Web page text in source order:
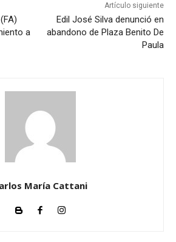
a
Artículo siguiente
Edil José Silva denunció en
abandono de Plaza Benito De
Paula
María Cattani